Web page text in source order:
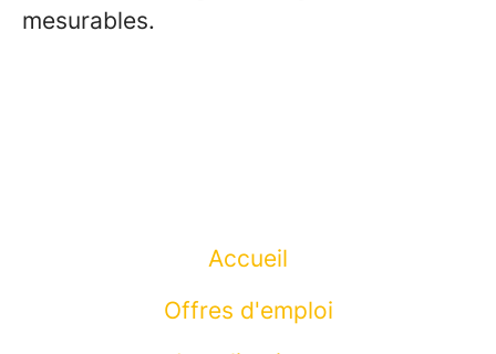
mesurables.
Accueil
Offres d'emploi